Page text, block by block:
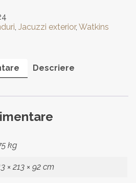
Jacuzzi exterior, Watkins
Descriere
kg
× 213 × 92 cm